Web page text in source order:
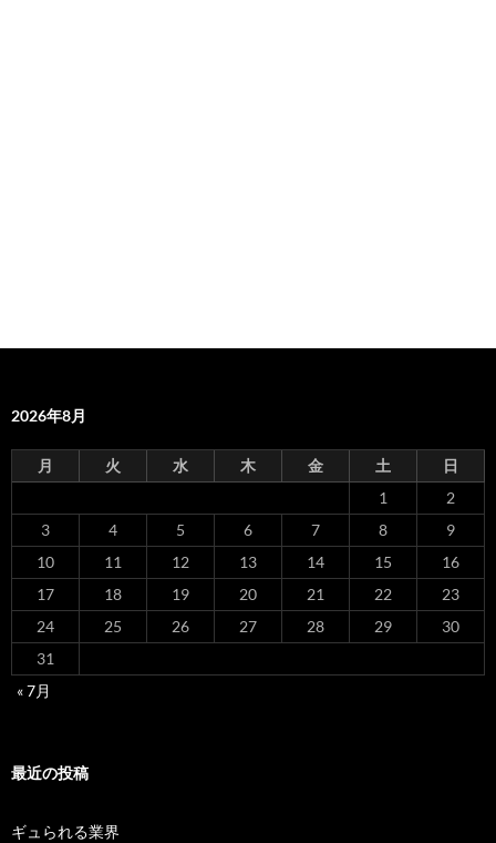
2026年8月
月 火 水 木 金 土
日
1
2
3
4 5 6 7 8
9
10
11 12 13 14 15
16
17
18 19 20 21 22
23
24
25 26 27 28 29
30
31
« 7月
最近の投稿
ギュられる業界